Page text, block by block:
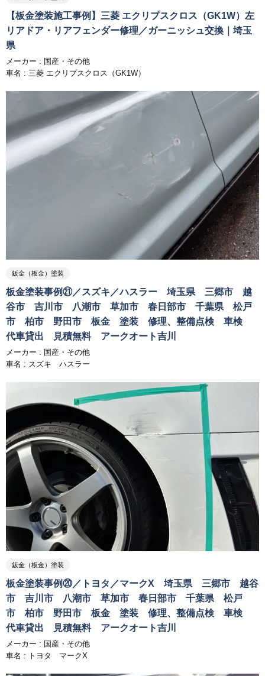
【板金塗装施工事例】三菱 エクリプスクロス（GK1W）左
リアドア・リアフェンダー修理／ガーニッシュ交換｜埼玉
県
メーカー : 国産・その他
車名 : 三菱 エクリプスクロス（GK1W）
鈑金（板金）塗装
板金塗装事例㉑／スズキ／ハスラー 埼玉県 三郷市 越
谷市 吉川市 八潮市 草加市 春日部市 千葉県 松戸
市 柏市 野田市 板金 塗装 修理、整備点検 車検
代車貸出 見積無料 アークオート吉川
メーカー : 国産・その他
車名 : スズキ ハスラー
鈑金（板金）塗装
板金塗装事例⑳／トヨタ／マークX 埼玉県 三郷市 越谷
市 吉川市 八潮市 草加市 春日部市 千葉県 松戸
市 柏市 野田市 板金 塗装 修理、整備点検 車検
代車貸出 見積無料 アークオート吉川
メーカー : 国産・その他
車名 : トヨタ マークX